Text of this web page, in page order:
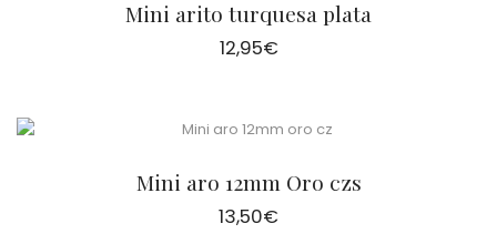
Mini arito turquesa plata
12,95€
Mini aro 12mm Oro czs
13,50€